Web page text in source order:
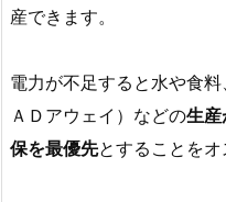
産できます。
電力が不足すると水や食
ＡＤアウェイ）などの生産
保を最優先とすることをオ